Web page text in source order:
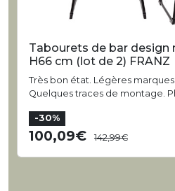
Tabourets de bar design
H66 cm (lot de 2) FRANZ
Très bon état. Légères marques
Quelques traces de montage.
-30%
100,09 142,99